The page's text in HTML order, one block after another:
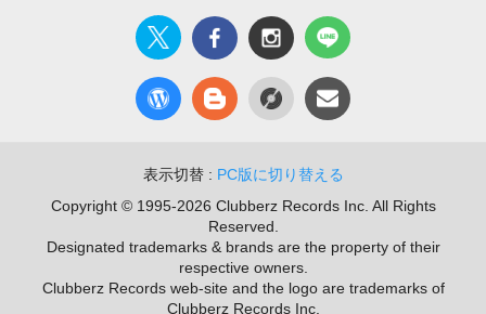
表示切替 : PC版に切り替える
Copyright © 1995-2026 Clubberz Records Inc. All Rights
Reserved.
Designated trademarks & brands are the property of their
respective owners.
Clubberz Records web-site and the logo are trademarks of
Clubberz Records Inc.